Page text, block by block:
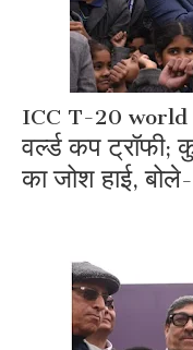
ICC T-20
वर्ल्ड कप
का जोश हाई,